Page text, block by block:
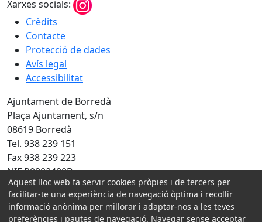
Xarxes socials:
Crèdits
Contacte
Protecció de dades
Avís legal
Accessibilitat
Ajuntament de Borredà
Plaça Ajuntament, s/n
08619 Borredà
Tel. 938 239 151
Fax 938 239 223
NIF P0802400B
Amb la col·laboració de:
Aquest lloc web fa servir cookies pròpies i de tercers per
facilitar-te una experiència de navegació òptima i recollir
informació anònima per millorar i adaptar-nos a les teves
preferències i pautes de navegació. Navegar sense acceptar